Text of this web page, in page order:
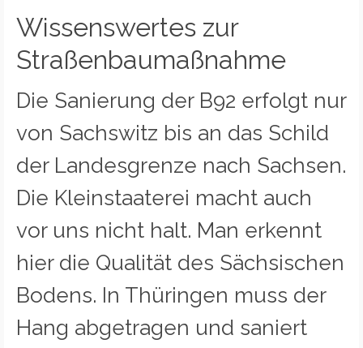
Wissenswertes zur
Straßenbaumaßnahme
Die Sanierung der B92 erfolgt nur
von Sachswitz bis an das Schild
der Landesgrenze nach Sachsen.
Die Kleinstaaterei macht auch
vor uns nicht halt. Man erkennt
hier die Qualität des Sächsischen
Bodens. In Thüringen muss der
Hang abgetragen und saniert